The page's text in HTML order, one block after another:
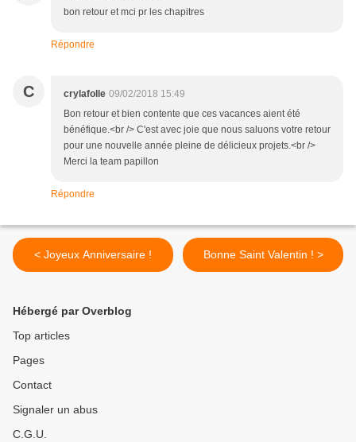
bon retour et mci pr les chapitres
Répondre
C crylafolle 09/02/2018 15:49
Bon retour et bien contente que ces vacances aient été
bénéfique.<br /> C'est avec joie que nous saluons votre retour
pour une nouvelle année pleine de délicieux projets.<br />
Merci la team papillon
Répondre
< Joyeux Anniversaire ! Bonne Saint Valentin ! >
Hébergé par Overblog
Top articles
Pages
Contact
Signaler un abus
C.G.U.